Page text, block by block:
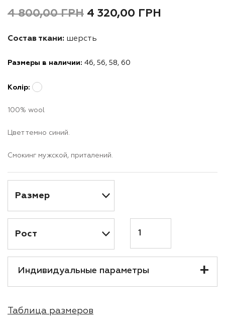
4 800,00ГРН 4 320,00 ГРН
Состав ткани: шерсть
Размеры в наличии: 46, 56, 58, 60
Колір:
100% wool
Цвет темно синий.
Смокинг мужской, приталений.
Индивидуальные параметры
Таблица размеров